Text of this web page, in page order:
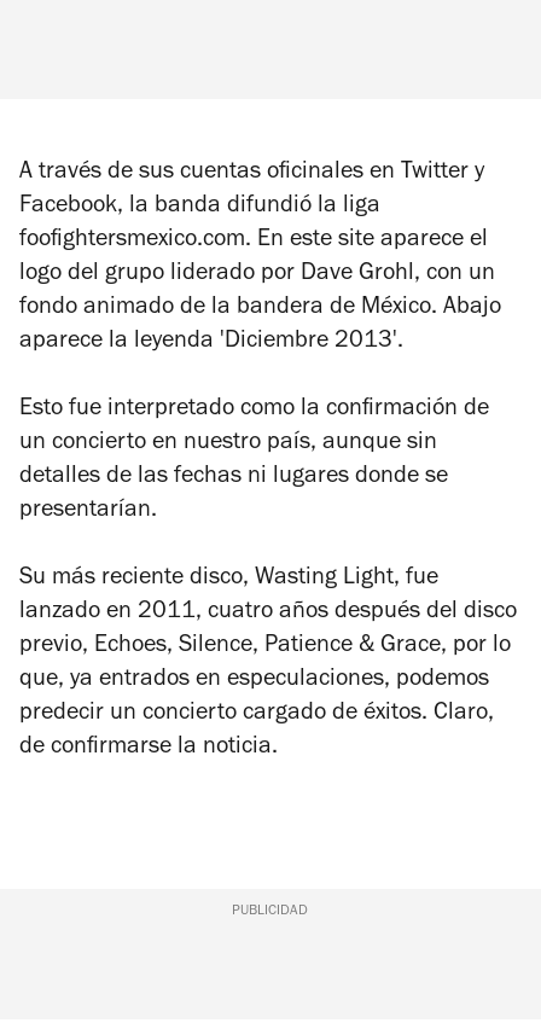
A través de sus cuentas oficinales en Twitter y
Facebook, la banda difundió la liga
foofightersmexico.com. En este site aparece el
logo del grupo liderado por Dave Grohl, con un
fondo animado de la bandera de México. Abajo
aparece la leyenda 'Diciembre 2013'.
Esto fue interpretado como la confirmación de
un concierto en nuestro país, aunque sin
detalles de las fechas ni lugares donde se
presentarían.
Su más reciente disco, Wasting Light, fue
lanzado en 2011, cuatro años después del disco
previo, Echoes, Silence, Patience & Grace, por lo
que, ya entrados en especulaciones, podemos
predecir un concierto cargado de éxitos. Claro,
de confirmarse la noticia.
PUBLICIDAD